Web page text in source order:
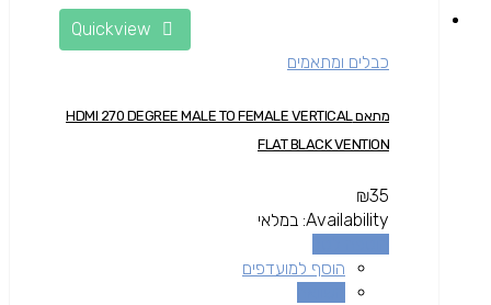
כבלים ומתאמים
מתאם HDMI 270 DEGREE MALE TO FEMALE VERTICAL
FLAT BLACK VENTION
₪35
Availability: במלאי
הוסף למועדפים